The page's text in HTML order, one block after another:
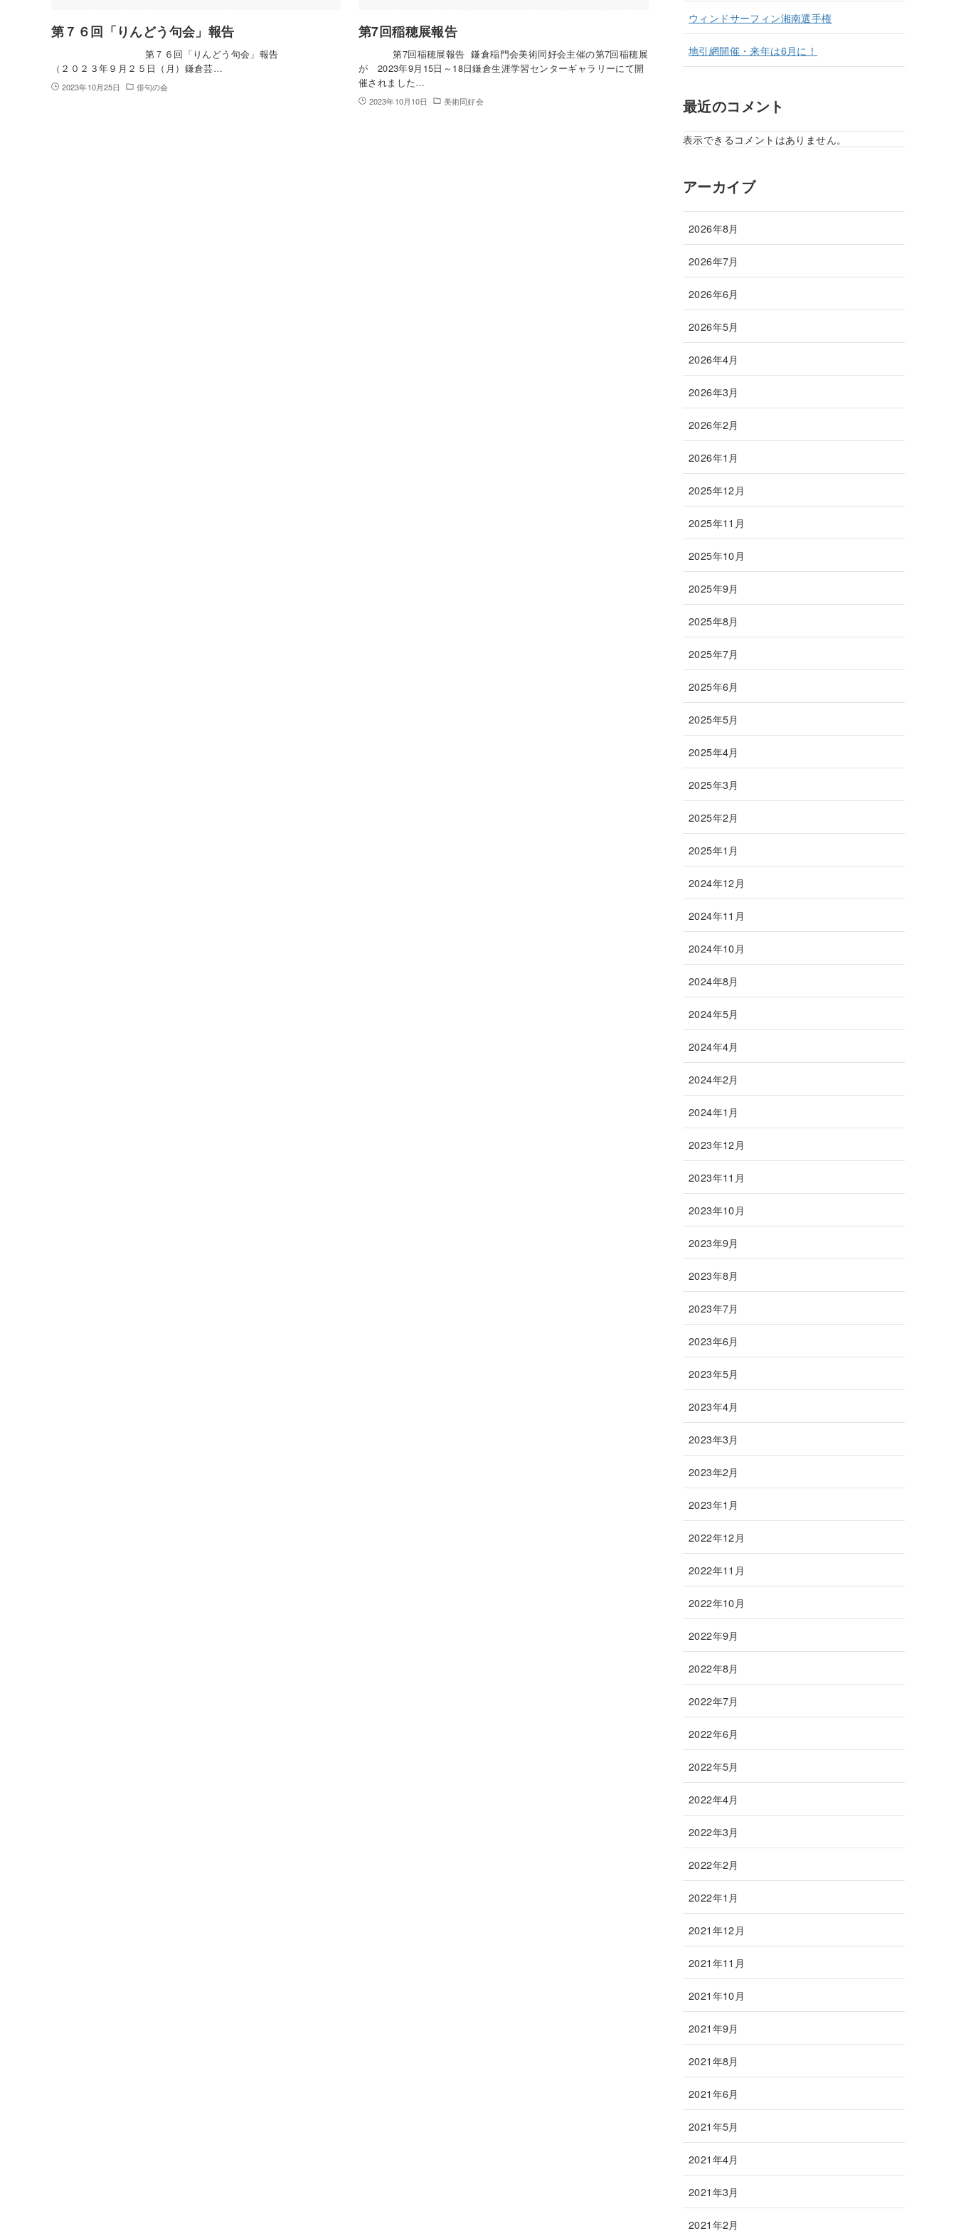
第７６回「りんどう句会」報告
第７６回「りんどう句会」報告
（２０２３年９月２５日（月）鎌倉芸…
2023年10月25日 俳句の会
第7回稲穂展報告
第7回稲穂展報告 鎌倉稲門会美術同好会主催の第7回稲穂展
が 2023年9月15日～18日鎌倉生涯学習センターギャラリーにて開
催されました…
2023年10月10日 美術同好会
ウィンドサーフィン湘南選手権
地引網開催・来年は6月に！
最近のコメント
表示できるコメントはありません。
アーカイブ
2026年8月
2026年7月
2026年6月
2026年5月
2026年4月
2026年3月
2026年2月
2026年1月
2025年12月
2025年11月
2025年10月
2025年9月
2025年8月
2025年7月
2025年6月
2025年5月
2025年4月
2025年3月
2025年2月
2025年1月
2024年12月
2024年11月
2024年10月
2024年8月
2024年5月
2024年4月
2024年2月
2024年1月
2023年12月
2023年11月
2023年10月
2023年9月
2023年8月
2023年7月
2023年6月
2023年5月
2023年4月
2023年3月
2023年2月
2023年1月
2022年12月
2022年11月
2022年10月
2022年9月
2022年8月
2022年7月
2022年6月
2022年5月
2022年4月
2022年3月
2022年2月
2022年1月
2021年12月
2021年11月
2021年10月
2021年9月
2021年8月
2021年6月
2021年5月
2021年4月
2021年3月
2021年2月